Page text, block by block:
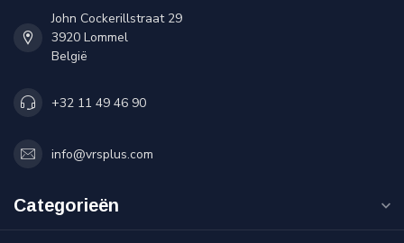
John Cockerillstraat 29
3920 Lommel
België
+32 11 49 46 90
info@vrsplus.com
Categorieën